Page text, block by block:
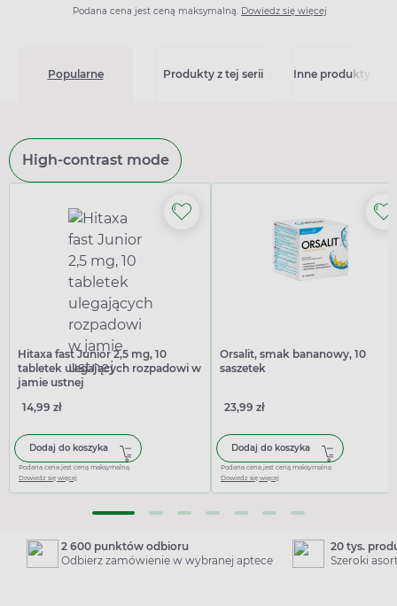
Podana cena jest ceną maksymalną. Dowiedz się więcej
Popularne Produkty z tej serii Inne produkty z
High-contrast mode
Hitaxa fast Junior 2,5 mg, 10
tabletek ulegających rozpadowi w
jamie ustnej
14,99 zł
Dodaj do koszyka
Podana cena jest ceną maksymalną
Dowiedz się więcej
Orsalit, smak bananowy, 10
saszetek
23,99 zł
Dodaj do koszyka
Podana cena jest ceną maksymalną
Dowiedz się więcej
2 600 punktów odbioru
Odbierz zamówienie w wybranej aptece
20 tys.
Szeroki